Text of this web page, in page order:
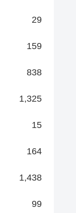
29
159
838
1,325
15
164
1,438
99